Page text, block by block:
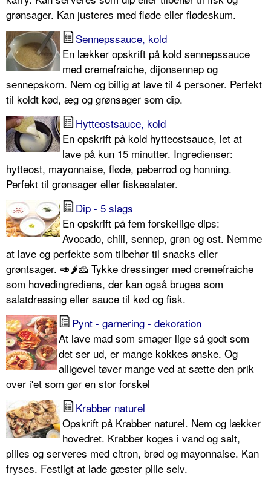
grønsager. Kan justeres med fløde eller flødeskum.
Sennepssauce, kold
En lækker opskrift på kold sennepssauce
med cremefraiche, dijonsennep og
sennepskorn. Nem og billig at lave til 4 personer. Perfekt
til koldt kød, æg og grønsager som dip.
Hytteostsauce, kold
En opskrift på kold hytteostsauce, let at
lave på kun 15 minutter. Ingredienser:
hytteost, mayonnaise, fløde, peberrod og honning.
Perfekt til grønsager eller fiskesalater.
Dip - 5 slags
En opskrift på fem forskellige dips:
Avocado, chili, sennep, grøn og ost. Nemme
at lave og perfekte som tilbehør til snacks eller
grøntsager. 🥑🌶🧀 Tykke dressinger med cremefraiche
som hovedingrediens, der kan også bruges som
salatdressing eller sauce til kød og fisk.
Pynt - garnering - dekoration
At lave mad som smager lige så godt som
det ser ud, er mange kokkes ønske. Og
alligevel tøver mange ved at sætte den prik
over i'et som gør en stor forskel
Krabber naturel
Opskrift på Krabber naturel. Nem og lækker
hovedret. Krabber koges i vand og salt,
pilles og serveres med citron, brød og mayonnaise. Kan
fryses. Festligt at lade gæster pille selv.